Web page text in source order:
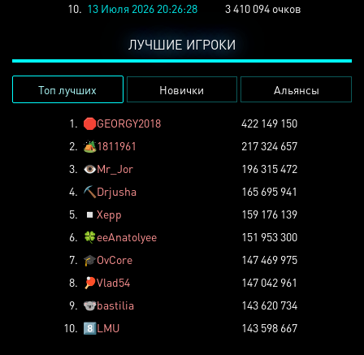
10. 13 Июля 2026 20:26:28 3 410 094 очков
ЛУЧШИЕ ИГРОКИ
Топ лучших Новички Альянсы
1. 🛑GEORGY2018
422 149 150
2. 🏕️1811961
217 324 657
3. 👁️Mr_Jor
196 315 472
4. ⛏️ Drjusha
165 695 941
5.
◽ Xepp
159 176 139
6. 🍀eeAnatolyee
151 953 300
7. 🎓OvCore
147 469 975
8.
🏓Vlad54
147 042 961
9. 🐨bastilia
143 620 734
10. 8️⃣LMU 143 598 667